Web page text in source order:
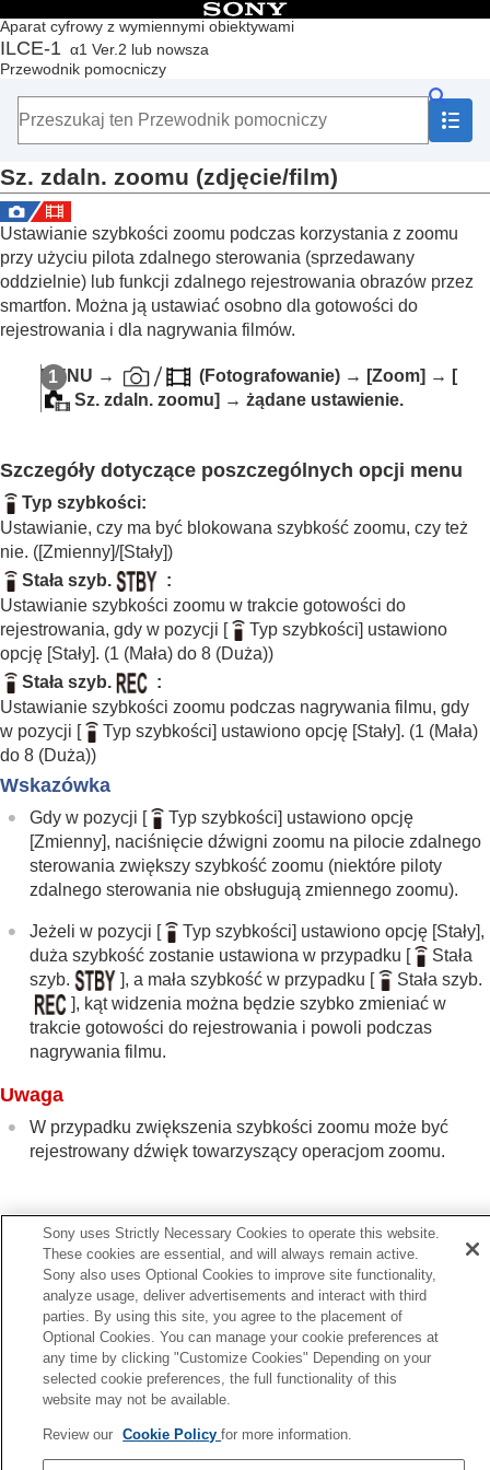
Aparat cyfrowy z wymiennymi obiektywami
ILCE-1 α1 Ver.2 lub nowsza
Przewodnik pomocniczy
Spis treści
Początek
Korzystanie z pozycji „Przewodnik pomocniczy”
Sprawdzenie aparatu i dostarczonych elementów
Czynności podstawowe
Przygotowywanie aparatu / Podstawowe operacje
rejestrowania obrazów
Znajdowanie funkcji w MENU
Korzystanie z funkcji rejestrowania obrazów
Treść tego rozdziału
Wybór trybu fotografowania
Ustawianie ostrości
Korzystanie z funkcji ustawiania ostrości
Zmiana ekspozycji / trybów pomiaru
Dodawanie efektów do obrazów
Rejestrowanie w trybach pracy (zdjęcia seryjne /
samowyzwalacz)
F. fotogr. z inter.
Fotografowanie z dużą rozdzielczością
Ustawianie jakości obrazu i formatu nagrywania
Korzystanie z funkcji dotykowych
Ustawienia migawki
Korzystanie z zoomu
Funkcje zoomu dostępne w tym urządzeniu
Wyraźny zoom obrazu/Zoom cyfrowy (Zoom)
Zakres Zoom(zdjęcie/film)
Skala zoomu
Obróć pierśc. zoomu
Korzystanie z lampy błyskowej
Redukowanie rozmycia
Komp. obiektywu (zdjęcie/film)
Ustawianie elementów wyświetlanych na
monitorze podczas rejestrowania obrazów
Nagrywanie dźwięku filmu
Fotografowanie podczas nagrywania filmu
Ustawienia TC/UB
Przesyłanie filmów RAW do zewnętrznego
dźwięku
Dostosowywanie aparatu
Funkcje dostępne w smartfonie
Korzystanie z komputera
Korzystanie z usługi w chmurze
W razie problemów
Sz. zdaln. zoomu (zdjęcie/film)
Ustawianie szybkości zoomu podczas korzystania z zoomu
przy użyciu pilota zdalnego sterowania (sprzedawany
oddzielnie) lub funkcji zdalnego rejestrowania obrazów przez
smartfon. Można ją ustawiać osobno dla gotowości do
rejestrowania i dla nagrywania filmów.
MENU → (Fotografowanie) → [Zoom] → [
Sz. zdaln. zoomu] → żądane ustawienie.
Szczegóły dotyczące poszczególnych opcji menu
Typ szybkości:
Ustawianie, czy ma być blokowana szybkość zoomu, czy też
nie. ([Zmienny]/[Stały])
Stała szyb.
:
Ustawianie szybkości zoomu w trakcie gotowości do
rejestrowania, gdy w pozycji [ Typ szybkości] ustawiono
opcję [Stały]. (1 (Mała) do 8 (Duża))
Stała szyb.
:
Ustawianie szybkości zoomu podczas nagrywania filmu, gdy
w pozycji [ Typ szybkości] ustawiono opcję [Stały]. (1 (Mała)
do 8 (Duża))
Wskazówka
Gdy w pozycji [ Typ szybkości] ustawiono opcję
[Zmienny], naciśnięcie dźwigni zoomu na pilocie zdalnego
sterowania zwiększy szybkość zoomu (niektóre piloty
zdalnego sterowania nie obsługują zmiennego zoomu).
Jeżeli w pozycji [ Typ szybkości] ustawiono opcję [Stały],
duża szybkość zostanie ustawiona w przypadku [
Stała
szyb.
], a mała szybkość w przypadku [
Stała szyb.
], kąt widzenia można będzie szybko zmieniać w
trakcie gotowości do rejestrowania i powoli podczas
nagrywania filmu.
Uwaga
W przypadku zwiększenia szybkości zoomu może być
rejestrowany dźwięk towarzyszący operacjom zoomu.
z. prz. Własne (zdjęcie/film)
Nast.
Skala
TP1001368324
W przypadku wcześniejszej wersji oprogramowania systemowego
aparatu niż Ver.2.00 należy sięgnąć do Przewodnika pomocniczego
Sony uses Strictly Necessary Cookies to operate this website.
These cookies are essential, and will always remain active.
Sony also uses Optional Cookies to improve site functionality,
analyze usage, deliver advertisements and interact with third
parties. By using this site, you agree to the placement of
Optional Cookies. You can manage your cookie preferences at
any time by clicking "Customize Cookies" Depending on your
selected cookie preferences, the full functionality of this
website may not be available.
Review our Cookie Policyfor more information.